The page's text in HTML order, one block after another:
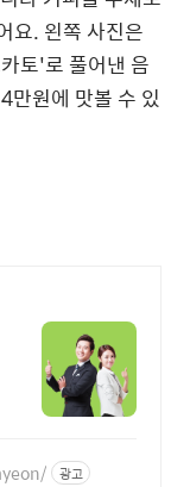
요. 왼쪽 사진은
토'로 풀어낸 음
만원에 맛볼 수 있
광고